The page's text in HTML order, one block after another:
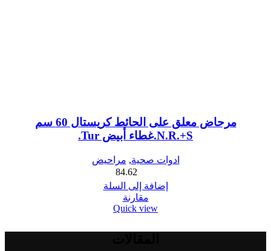
مرحاض معلق على الحائط كريستال 60 سم
N.R.+S.غطاء أبيض Tur.
ادوات صحية, مراحيض
84.62
إضافة إلى السلة
مقارنة
Quick view